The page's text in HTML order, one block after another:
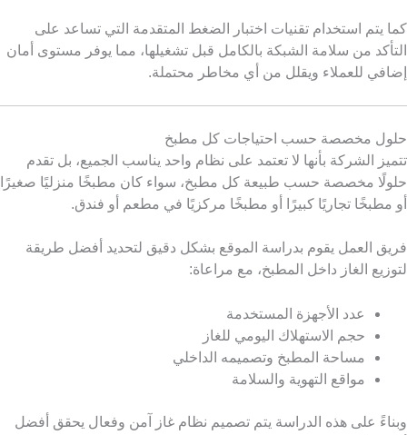
كما يتم استخدام تقنيات اختبار الضغط المتقدمة التي تساعد على
التأكد من سلامة الشبكة بالكامل قبل تشغيلها، مما يوفر مستوى أمان
إضافي للعملاء ويقلل من أي مخاطر محتملة.
حلول مخصصة حسب احتياجات كل مطبخ
تتميز الشركة بأنها لا تعتمد على نظام واحد يناسب الجميع، بل تقدم
حلولًا مخصصة حسب طبيعة كل مطبخ، سواء كان مطبخًا منزليًا صغيرًا
أو مطبخًا تجاريًا كبيرًا أو مطبخًا مركزيًا في مطعم أو فندق.
فريق العمل يقوم بدراسة الموقع بشكل دقيق لتحديد أفضل طريقة
لتوزيع الغاز داخل المطبخ، مع مراعاة:
عدد الأجهزة المستخدمة
حجم الاستهلاك اليومي للغاز
مساحة المطبخ وتصميمه الداخلي
مواقع التهوية والسلامة
وبناءً على هذه الدراسة يتم تصميم نظام غاز آمن وفعال يحقق أفضل